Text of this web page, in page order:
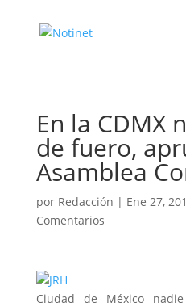
En la CDMX
de fuero,
Asamblea
por Redacción | Ene 27,
Comentarios
Ciudad de México